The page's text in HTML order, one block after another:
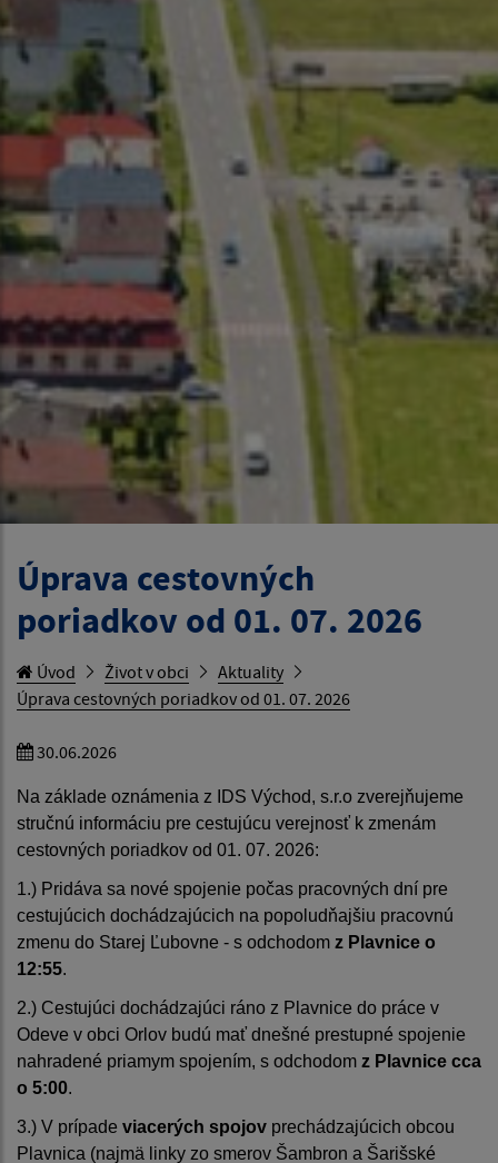
Úprava cestovných
poriadkov od 01. 07. 2026
Úvod Život v obci
Aktuality
Úprava cestovných poriadkov od 01. 07. 2026
30.06.2026
Na základe oznámenia z IDS Východ, s.r.o zverejňujeme
stručnú informáciu pre cestujúcu verejnosť k zmenám
cestovných poriadkov od 01. 07. 2026:
1.) Pridáva sa nové spojenie počas pracovných dní pre
cestujúcich dochádzajúcich na popoludňajšiu pracovnú
zmenu do Starej Ľubovne - s odchodom z Plavnice o
12:55.
2.) Cestujúci dochádzajúci ráno z Plavnice do práce v
Odeve v obci Orlov budú mať dnešné prestupné spojenie
nahradené priamym spojením, s odchodom z Plavnice cca
o 5:00.
3.) V prípade viacerých spojov prechádzajúcich obcou
Plavnica (najmä linky zo smerov Šambron a Šarišské